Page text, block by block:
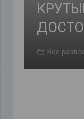
Все